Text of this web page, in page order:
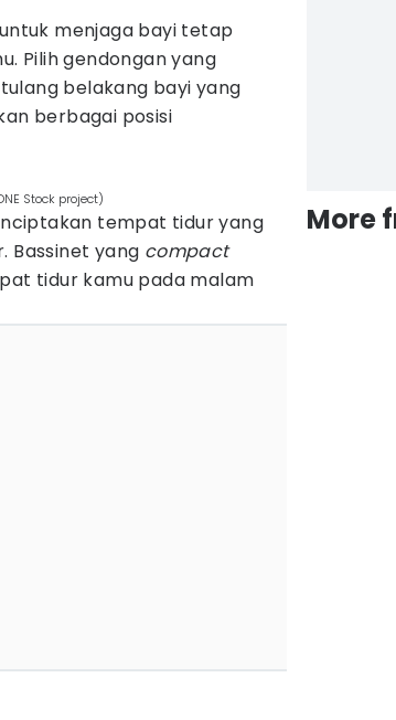
menjaga bayi tetap
Pilih gendongan yang
belakang bayi yang
berbagai posisi
Stock project)
tempat tidur yang
Bassinet yang compact
tidur kamu pada malam
More